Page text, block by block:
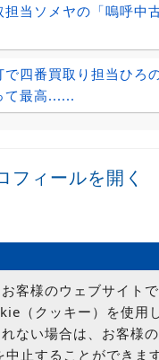
担当ソメヤの「嗚呼中
で四番買取り担当ひろ
て最高......
フィールを開く
客様のウェブサイト
（クッキー）を使用
ない場合は、お客様
止することができます